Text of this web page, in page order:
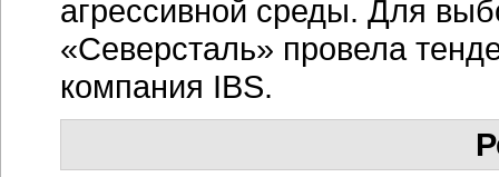
агрессивной среды. Для
«Северсталь» провела
компания IBS.